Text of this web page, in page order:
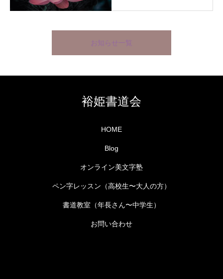
お知らせ一覧
裕姫書道会
HOME
Blog
オンライン美文字塾
ペン字レッスン（高校生〜大人の方）
書道教室（年長さん〜中学生）
お問い合わせ